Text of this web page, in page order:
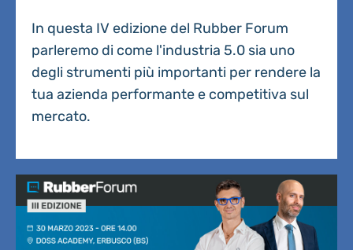
In questa IV edizione del Rubber Forum
parleremo di come l'industria 5.0 sia uno
degli strumenti più importanti per rendere la
tua azienda performante e competitiva sul
mercato.